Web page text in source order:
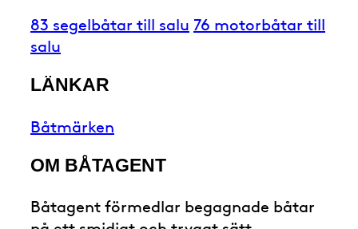
83 segelbåtar till salu 76 motorbåtar till
salu
LÄNKAR
Båtmärken
OM BÅTAGENT
Båtagent förmedlar begagnade båtar